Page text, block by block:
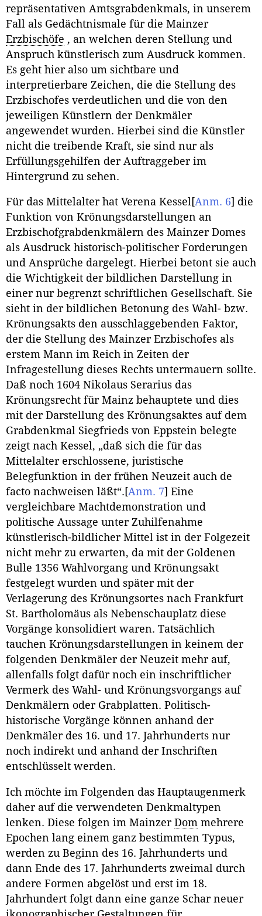
repräsentativen Amtsgrabdenkmals, in unserem
Fall als Gedächtnismale für die Mainzer
Erzbischöfe , an welchen deren Stellung und
Anspruch künstlerisch zum Ausdruck kommen.
Es geht hier also um sichtbare und
interpretierbare Zeichen, die die Stellung des
Erzbischofes verdeutlichen und die von den
jeweiligen Künstlern der Denkmäler
angewendet wurden. Hierbei sind die Künstler
nicht die treibende Kraft, sie sind nur als
Erfüllungsgehilfen der Auftraggeber im
Hintergrund zu sehen.
Für das Mittelalter hat Verena Kessel[Anm. 6] die
Funktion von Krönungsdarstellungen an
Erzbischofgrabdenkmälern des Mainzer Domes
als Ausdruck historisch-politischer Forderungen
und Ansprüche dargelegt. Hierbei betont sie auch
die Wichtigkeit der bildlichen Darstellung in
einer nur begrenzt schriftlichen Gesellschaft. Sie
sieht in der bildlichen Betonung des Wahl- bzw.
Krönungsakts den ausschlaggebenden Faktor,
der die Stellung des Mainzer Erzbischofes als
erstem Mann im Reich in Zeiten der
Infragestellung dieses Rechts untermauern sollte.
Daß noch 1604 Nikolaus Serarius das
Krönungsrecht für Mainz behauptete und dies
mit der Darstellung des Krönungsaktes auf dem
Grabdenkmal Siegfrieds von Eppstein belegte
zeigt nach Kessel, „daß sich die für das
Mittelalter erschlossene, juristische
Belegfunktion in der frühen Neuzeit auch de
facto nachweisen läßt“. [Anm. 7] Eine
vergleichbare Machtdemonstration und
politische Aussage unter Zuhilfenahme
künstlerisch-bildlicher Mittel ist in der Folgezeit
nicht mehr zu erwarten, da mit der Goldenen
Bulle 1356 Wahlvorgang und Krönungsakt
festgelegt wurden und später mit der
Verlagerung des Krönungsortes nach Frankfurt
St. Bartholomäus als Nebenschauplatz diese
Vorgänge konsolidiert waren. Tatsächlich
tauchen Krönungsdarstellungen in keinem der
folgenden Denkmäler der Neuzeit mehr auf,
allenfalls folgt dafür noch ein inschriftlicher
Vermerk des Wahl- und Krönungsvorgangs auf
Denkmälern oder Grabplatten. Politisch-
historische Vorgänge können anhand der
Denkmäler des 16. und 17. Jahrhunderts nur
noch indirekt und anhand der Inschriften
entschlüsselt werden.
Ich möchte im Folgenden das Hauptaugenmerk
daher auf die verwendeten Denkmaltypen
lenken. Diese folgen im Mainzer Dom mehrere
Epochen lang einem ganz bestimmten Typus,
werden zu Beginn des 16. Jahrhunderts und
dann Ende des 17. Jahrhunderts zweimal durch
andere Formen abgelöst und erst im 18.
Jahrhundert folgt dann eine ganze Schar neuer